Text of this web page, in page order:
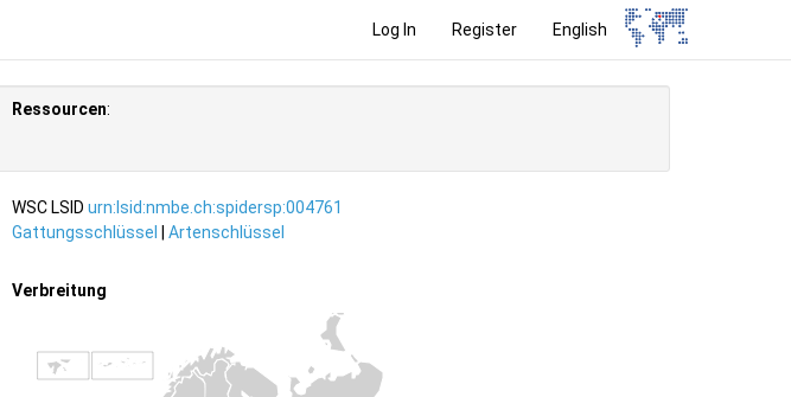
Log In Register English
Ressourcen:
WSC LSID urn:lsid:nmbe.ch:spidersp:004761
Gattungsschlüssel
Artenschlüssel
Verbreitung